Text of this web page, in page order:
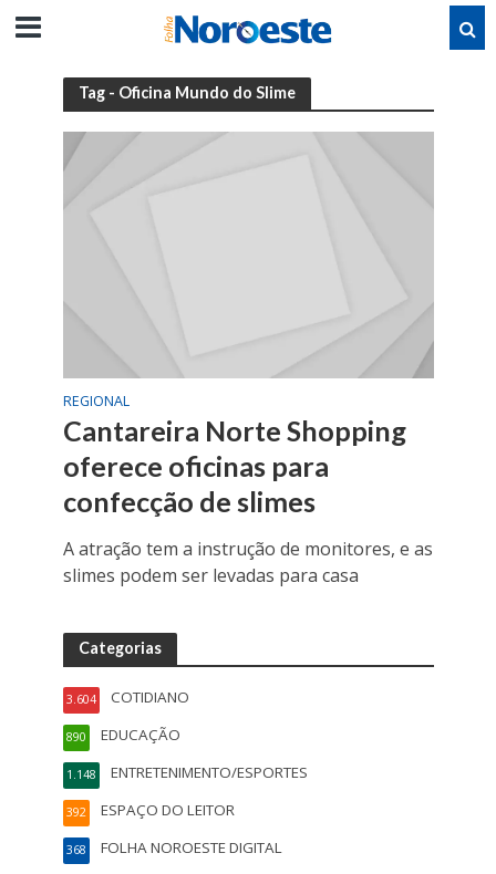
Tag - Oficina Mundo do Slime
REGIONAL
Cantareira Norte Shopping
oferece oficinas para
confecção de slimes
A atração tem a instrução de monitores, e as
slimes podem ser levadas para casa
Categorias
COTIDIANO
3.604
EDUCAÇÃO
890
ENTRETENIMENTO/ESPORTES
1.148
ESPAÇO DO LEITOR
392
FOLHA NOROESTE DIGITAL
368